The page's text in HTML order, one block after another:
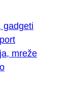
gadgeti
mreže